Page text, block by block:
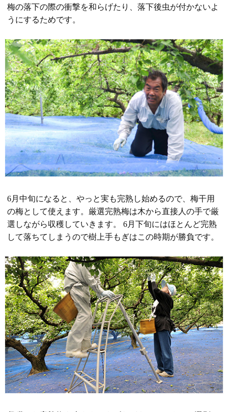
梅の落下の際の衝撃を和らげたり、落下後虫が付かないよ
うにするためです。
6月中旬になると、やっと実も完熟し始めるので、梅干用
の梅として使えます。厳選完熟梅は木から直接人の手で厳
選しながら収穫していきます。 6月下旬にはほとんど完熟
して落ちてしまうので樹上手もぎはこの時期が勝負です。